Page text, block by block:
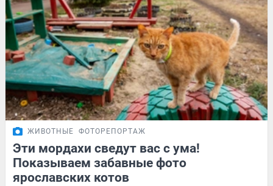
ЖИВОТНЫЕ ФОТОРЕПОРТАЖ
Эти мордахи сведут вас с ума!
Показываем забавные фото
ярославских котов